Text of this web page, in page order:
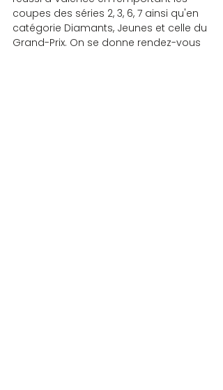
coupes des séries 2, 3, 6, 7 ainsi qu'en
catégorie Diamants, Jeunes et celle du
Grand-Prix. On se donne rendez-vous